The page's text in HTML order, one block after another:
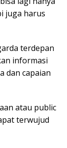
juga harus
terdepan
informasi
dan capaian
atau public
terwujud